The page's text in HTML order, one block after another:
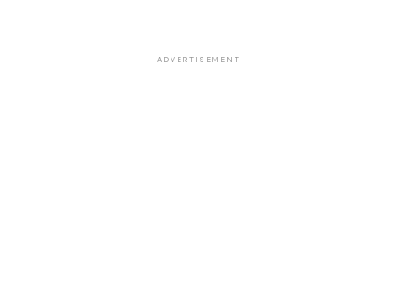
ADVERTISEMENT